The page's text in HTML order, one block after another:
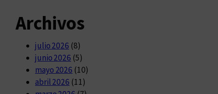
Archivos
julio 2026 (8)
junio 2026 (5)
mayo 2026 (10)
abril 2026 (11)